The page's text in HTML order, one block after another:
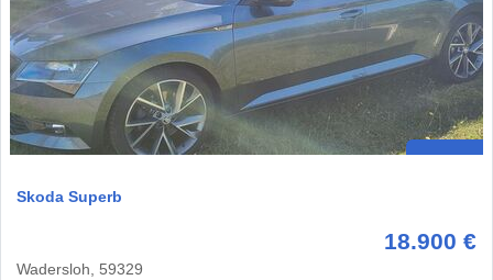
Skoda Superb
18.900 €
Wadersloh, 59329